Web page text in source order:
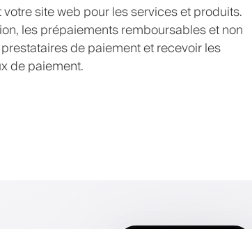
site web pour les services et produits.
les prépaiements remboursables et non
de paiement et recevoir les
de paiement.